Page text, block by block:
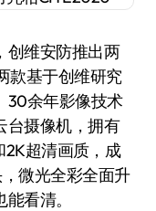
创维安防推出两
款基于创维研究
30余年影像技术
台摄像机，拥有
2K超清画质，成
微光全彩全面升
看清。